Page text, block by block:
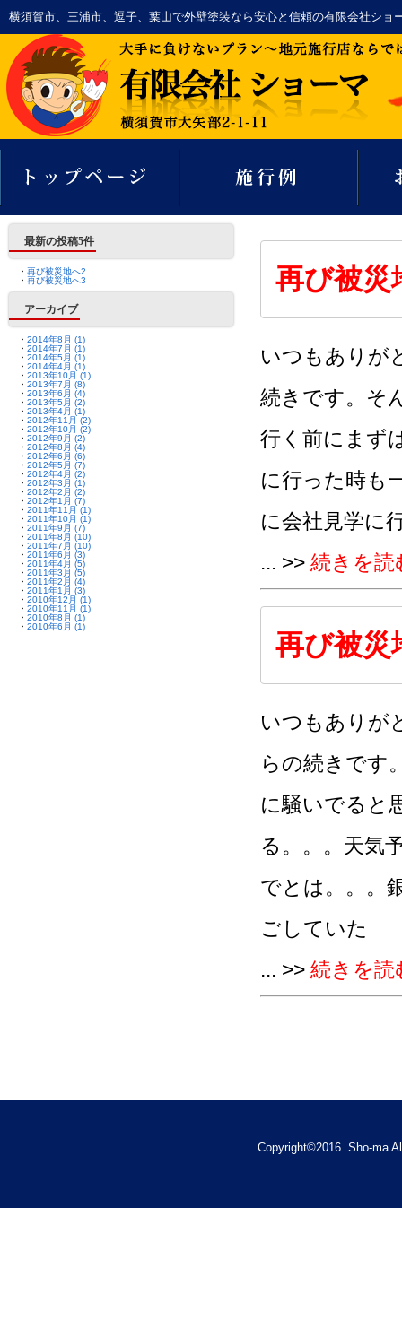
横須賀市、三浦市、逗子、葉山で外壁塗装なら安心と信頼の有限会社ショ
最新の投稿5件
・ 再び被災地へ2
・ 再び被災地へ3
アーカイブ
・ 2014年8月 (1)
・ 2014年7月 (1)
・ 2014年5月 (1)
・ 2014年4月 (1)
・ 2013年10月 (1)
・ 2013年7月 (8)
・ 2013年6月 (4)
・ 2013年5月 (2)
・ 2013年4月 (1)
・ 2012年11月 (2)
・ 2012年10月 (2)
・ 2012年9月 (2)
・ 2012年8月 (4)
・ 2012年6月 (6)
・ 2012年5月 (7)
・ 2012年4月 (2)
・ 2012年3月 (1)
・ 2012年2月 (2)
・ 2012年1月 (7)
・ 2011年11月 (1)
・ 2011年10月 (1)
・ 2011年9月 (7)
・ 2011年8月 (10)
・ 2011年7月 (10)
・ 2011年6月 (3)
・ 2011年4月 (5)
・ 2011年3月 (5)
・ 2011年2月 (4)
・ 2011年1月 (3)
・ 2010年12月 (1)
・ 2010年11月 (1)
・ 2010年8月 (1)
・ 2010年6月 (1)
再び被災
いつもありが
続きです。そ
行く前にまず
に行った時も
に会社見学に
... >> 続きを読
再び被災
いつもありが
らの続きです
に騒いでると
る。。。天気
でとは。。。
ごしていた
... >> 続きを読
Copyright©2016. Sho-ma